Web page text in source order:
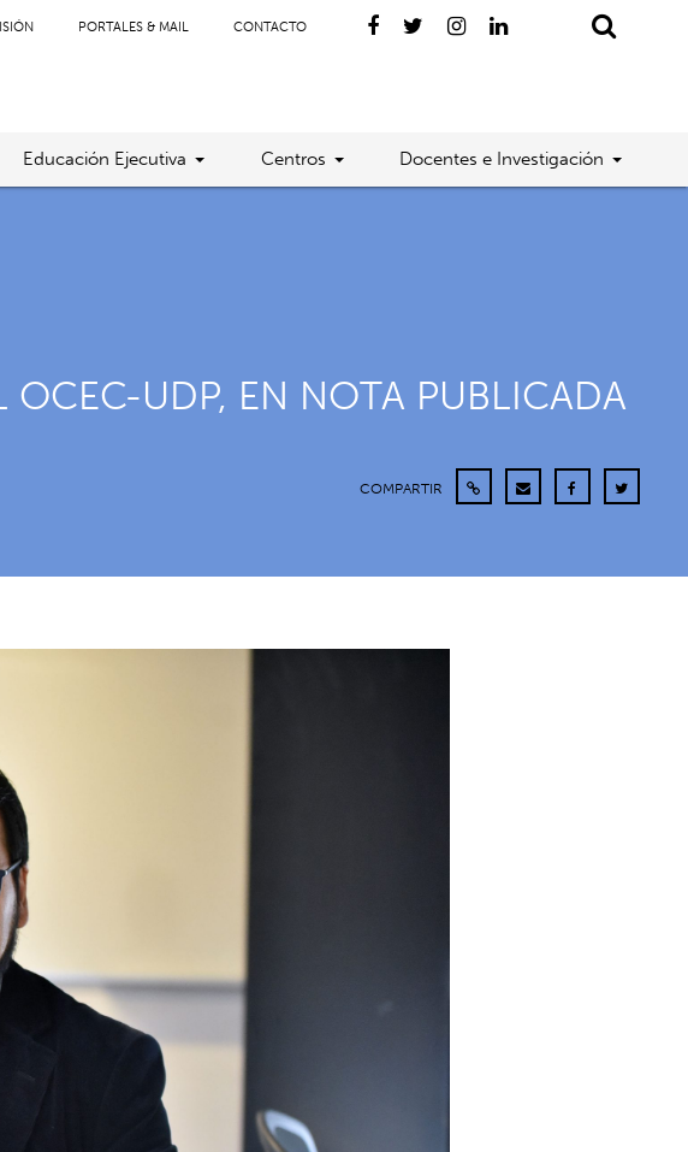
PORTALES & MAIL CONTACTO
Educación Ejecutiva Centros Docentes e Investigación
OCEC-UDP, EN NOTA PUBLICADA
COMPARTIR